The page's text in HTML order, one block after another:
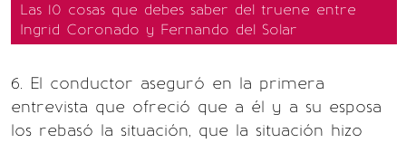
Las 10 cosas que debes saber del truene entre
Ingrid Coronado y Fernando del Solar
6. El conductor aseguró en la primera
entrevista que ofreció que a él y a su esposa
los rebasó la situación, que la situación hizo